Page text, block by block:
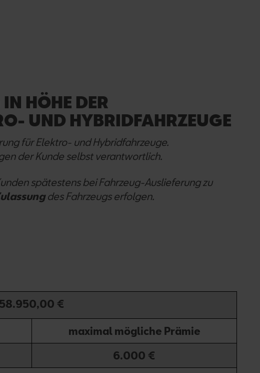
HÖHE DER
UND HYBRIDFAHRZEUGE
für Elektro- und Hybridfahrzeuge.
der Kunde selbst verantwortlich.
spätestens bei Fahrzeug-Auslieferung zu
des Fahrzeugs erfolgen.
58.950,00 €
maximal mögliche Prämie
6.000 €